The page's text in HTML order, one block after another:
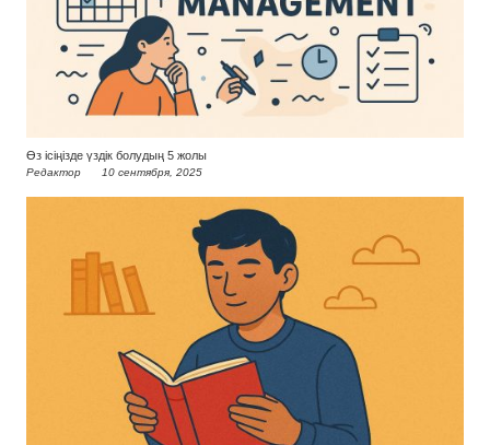
Өз ісіңізде үздік болудың 5 жолы
Редактор 10 сентября, 2025